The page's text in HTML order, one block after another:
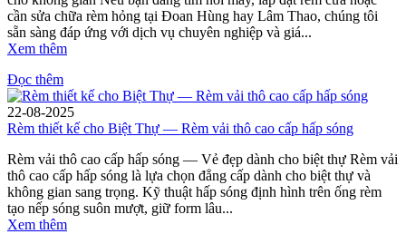
cần sửa chữa rèm hỏng tại Đoan Hùng hay Lâm Thao, chúng tôi
sẵn sàng đáp ứng với dịch vụ chuyên nghiệp và giá...
Xem thêm
Đọc thêm
22-08-2025
Rèm thiết kế cho Biệt Thự — Rèm vải thô cao cấp hấp sóng
Rèm vải thô cao cấp hấp sóng — Vẻ đẹp dành cho biệt thự Rèm vải
thô cao cấp hấp sóng là lựa chọn đẳng cấp dành cho biệt thự và
không gian sang trọng. Kỹ thuật hấp sóng định hình trên ống rèm
tạo nếp sóng suôn mượt, giữ form lâu...
Xem thêm